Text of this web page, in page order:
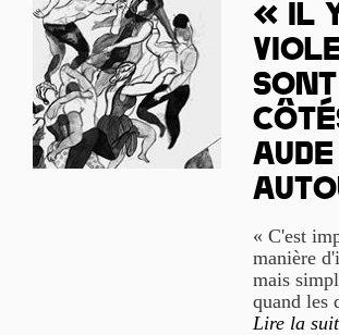
« Il
sont
« C'est
manière
mais
quand les
Lire la